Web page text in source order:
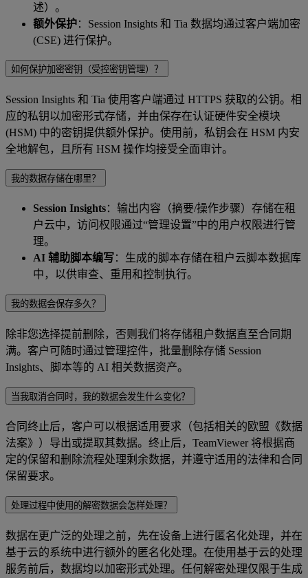
述）。
额外保护：Session Insights 和 Tia 数据均通过客户端加密
(CSE) 进行保护。
如何保护加密密钥（受控密钥管理）？
Session Insights 和 Tia 使用客户端通过 HTTPS 获取的公钥。相
应的私钥以加密形式存储，并由保存在认证硬件安全模块
(HSM) 中的密钥提供额外保护。使用前，私钥会在 HSM 内安
全地解包，且所有 HSM 操作均接受全面审计。
我的数据存储在哪里？
Session Insights：输出内容（摘要/操作步骤）存储在租
户云中，访问权限通过“管理设置”中的用户权限进行管
理。
AI 辅助脚本编写：生成的脚本存储在租户云脚本数据库
中，以供审查、重用和控制执行。
我的数据会保存多久？
除非您选择提前删除，否则我们将存储租户数据直至合同期
满。客户可随时通过管理控件，批量删除存储 Session
Insights、脚本等的 AI 相关数据资产。
当我取消合同时，我的数据会发生什么变化？
合同终止后，客户可以根据适用要求（包括相关的欧盟《数据
法案》）导出或提取其数据。终止后，TeamViewer 将根据商
定的保留和删除流程处理剩余数据，并遵守适用的法律和合同
保留要求。
处理过程中使用的解密数据会怎样处理？
数据在更广泛的处理之前，先在设备上进行匿名化处理，并在
基于云的系统中进行额外的匿名化处理。在使用基于云的处理
服务前后，数据均以加密形式处理。任何解密处理仅限于生成